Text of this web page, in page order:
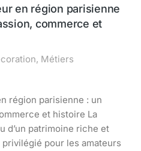
en région parisienne
commerce et
, Métiers
région parisienne : un
et histoire La
d’un patrimoine riche et
pour les amateurs